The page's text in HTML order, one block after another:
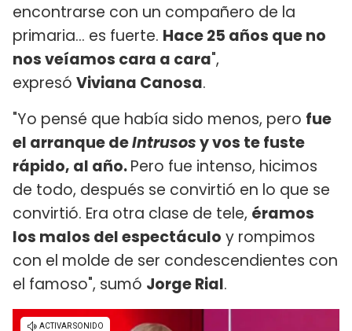
encontrarse con un compañero de la
primaria... es fuerte. Hace 25 años que no
nos veíamos cara a cara",
expresó Viviana Canosa.
"Yo pensé que había sido menos, pero fue
el arranque deIntrusosy vos te fuste
rápido, al año.Pero fue intenso, hicimos
de todo, después se convirtió en lo que se
convirtió. Era otra clase de tele, éramos
los malos del espectáculo y rompimos
con el molde de ser condescendientes con
el famoso", sumó Jorge Rial.